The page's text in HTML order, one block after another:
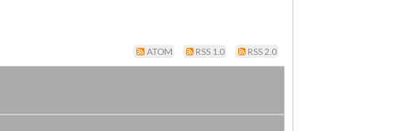
ATOM RSS 1.0 RSS 2.0